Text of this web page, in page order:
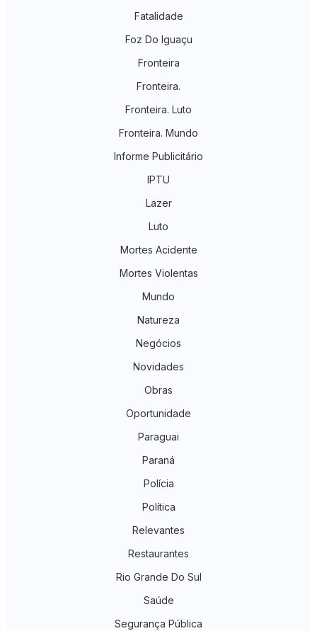
Fatalidade
Foz Do Iguaçu
Fronteira
Fronteira.
Fronteira. Luto
Fronteira. Mundo
Informe Publicitário
IPTU
Lazer
Luto
Mortes Acidente
Mortes Violentas
Mundo
Natureza
Negócios
Novidades
Obras
Oportunidade
Paraguai
Paraná
Polícia
Política
Relevantes
Restaurantes
Rio Grande Do Sul
Saúde
Segurança Pública